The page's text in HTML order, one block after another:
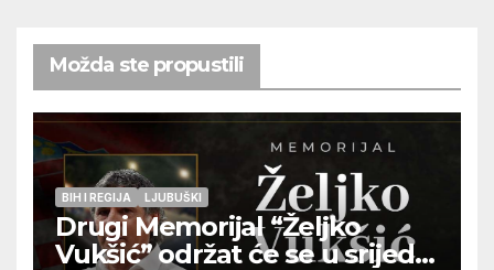
Možda ste propustili
BIH I REGIJA LJUBUŠKI
Drugi Memorijal “Željko
Vukšić” održat će se u srijedu